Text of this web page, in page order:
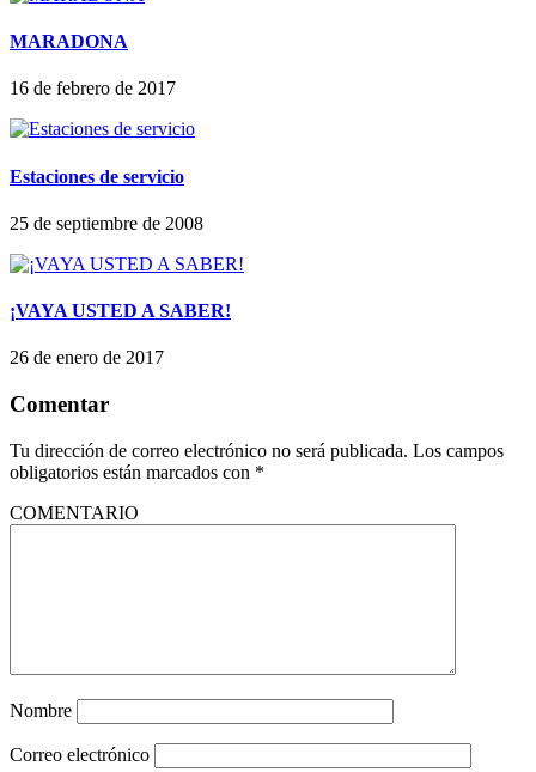
MARADONA
16 de febrero de 2017
Estaciones de servicio
25 de septiembre de 2008
¡VAYA USTED A SABER!
26 de enero de 2017
Comentar
Tu dirección de correo electrónico no será publicada. Los campos
obligatorios están marcados con *
COMENTARIO
Nombre
Correo electrónico